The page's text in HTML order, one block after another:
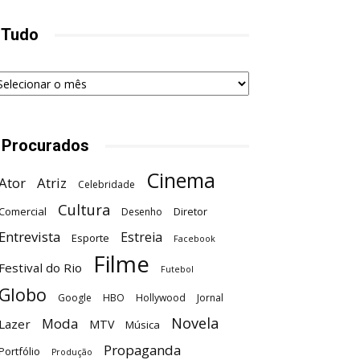
Atriz Celebridade Cinema
Cultura Desenho Diretor
Entrevista Esporte Estreia Facebook
Festival do Rio Filme Futebol
Globo Google HBO Hollywood Jornal
Lazer Moda MTV Música Novela
Produção Propaganda